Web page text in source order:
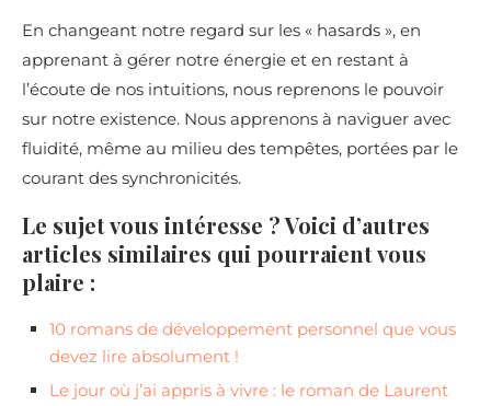
En changeant notre regard sur les « hasards », en
apprenant à gérer notre énergie et en restant à
l’écoute de nos intuitions, nous reprenons le pouvoir
sur notre existence. Nous apprenons à naviguer avec
fluidité, même au milieu des tempêtes, portées par le
courant des synchronicités.
Le sujet vous intéresse ? Voici d’autres
articles similaires qui pourraient vous
plaire :
10 romans de développement personnel que vous
devez lire absolument !
Le jour où j’ai appris à vivre : le roman de Laurent